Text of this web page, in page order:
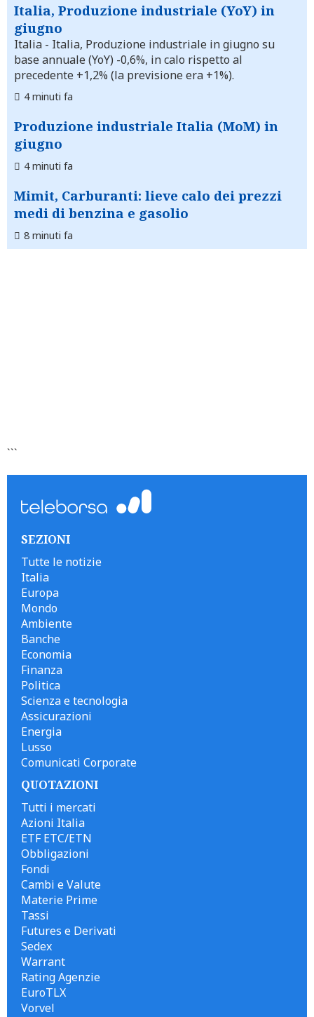
Italia, Produzione industriale (YoY) in
giugno
Italia - Italia, Produzione industriale in giugno su
base annuale (YoY) -0,6%, in calo rispetto al
precedente +1,2% (la previsione era +1%).
4 minuti fa
Produzione industriale Italia (MoM) in
giugno
4 minuti fa
Mimit, Carburanti: lieve calo dei prezzi
medi di benzina e gasolio
8 minuti fa
```
SEZIONI
Tutte le notizie
Italia
Europa
Mondo
Ambiente
Banche
Economia
Finanza
Politica
Scienza e tecnologia
Assicurazioni
Energia
Lusso
Comunicati Corporate
QUOTAZIONI
Tutti i mercati
Azioni Italia
ETF ETC/ETN
Obbligazioni
Fondi
Cambi e Valute
Materie Prime
Tassi
Futures e Derivati
Sedex
Warrant
Rating Agenzie
EuroTLX
Vorvel